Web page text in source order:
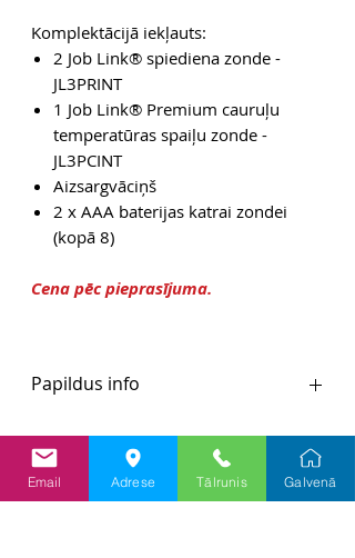
Komplektācijā iekļauts:
2 Job Link® spiediena zonde -
JL3PRINT
1 Job Link® Premium cauruļu
temperatūras spaiļu zonde -
JL3PCINT
Aizsargvāciņš
2 x AAA baterijas katrai zondei
(kopā 8)
Cena pēc pieprasījuma.
Papildus info
Ražotāja mājaslapa
Email Adrese Tālrunis Galvenā